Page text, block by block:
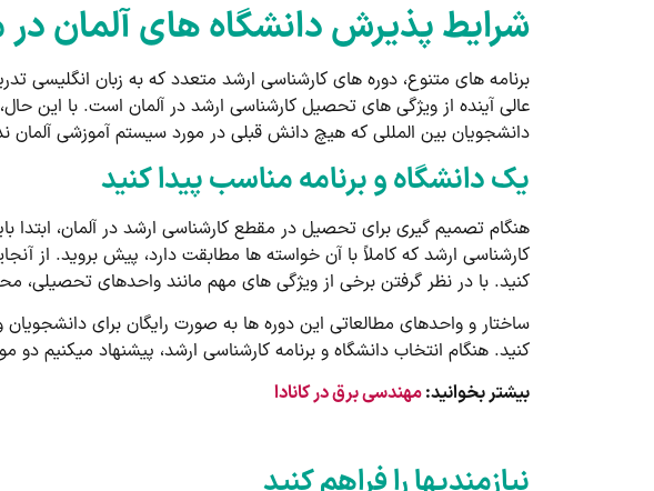
شرایط پذیرش دانشگاه های آلمان
برنامه ­های متنوع، دوره­ های کارشناسی ارشد متعدد که به زبان انگلیسی
عالی آینده از ویژگی­ های تحصیل کارشناسی ارشد در آلمان است. با این
دانشجویان بین ­المللی که هیچ دانش قبلی در مورد سیستم آموزشی آلمان
یک دانشگاه و برنامه مناسب پیدا کنید
هنگام تصمیم­ گیری برای تحصیل در مقطع کارشناسی ارشد در آلمان، ابتدا
کارشناسی ارشد که کاملاً با آن خواسته ها مطابقت دارد، پیش بروید. از
کنید. با در نظر گرفتن برخی از ویژگی­ های مهم مانند واحدهای تحصیلی،
ساختار و واحدهای مطالعاتی این دوره ­ها به صورت رایگان برای دانشجویان
کنید. هنگام انتخاب دانشگاه و برنامه کارشناسی ارشد، پیشنهاد می­کنیم
بیشتر بخوانید:مهندسی برق در کانادا